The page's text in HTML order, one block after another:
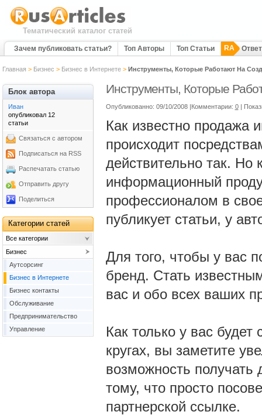
Тематический каталог статей
Зачем публиковать статьи? Топ Авторы Топ Статьи RA
Главная > Бизнес > Бизнес в Интернете> Инструменты, Которые Работают На
Инструменты, Которые
Опубликованно: 09/10/2008 |Комментарии: 0|
Как известно продажа
происходит
действительно так. Но
информационный
профессионалом в
публикует статьи, у
Для того, чтобы у вас
бренд. Стать
вас и обо всех ваших
Как только у вас
кругах, вы заметите
возможность получать
тому, что просто
партнерской ссылке.
Блок автора
Иван
опубликовал 12
статьи
Связаться с автором
Подписаться на RSS
Распечатать статью
Отправить другу
Поделиться
Категории статей
Все категории
Бизнес
Аутсорсинг
Бизнес в Интернете
Бизнес контакты
Обслуживание
Предпринимательство
Управление